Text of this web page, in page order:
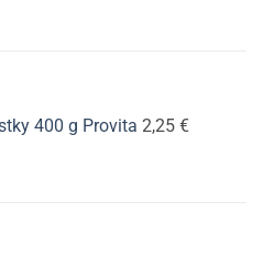
400 g Provita 2,25 €